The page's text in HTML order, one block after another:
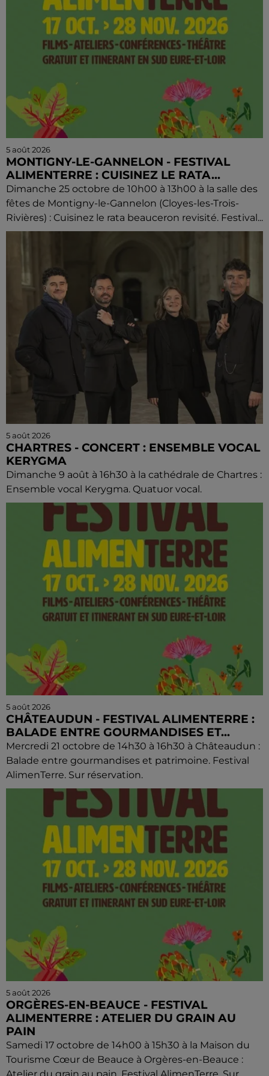
5 août 2026
MONTIGNY-LE-GANNELON - FESTIVAL
ALIMENTERRE : CUISINEZ LE RATA...
Dimanche 25 octobre de 10h00 à 13h00 à la salle des
fêtes de Montigny-le-Gannelon (Cloyes-les-Trois-
Rivières) : Cuisinez le rata beauceron revisité. Festival...
5 août 2026
CHARTRES - CONCERT : ENSEMBLE VOCAL
KERYGMA
Dimanche 9 août à 16h30 à la cathédrale de Chartres :
Ensemble vocal Kerygma. Quatuor vocal.
5 août 2026
CHÂTEAUDUN - FESTIVAL ALIMENTERRE :
BALADE ENTRE GOURMANDISES ET...
Mercredi 21 octobre de 14h30 à 16h30 à Châteaudun :
Balade entre gourmandises et patrimoine. Festival
AlimenTerre. Sur réservation.
5 août 2026
ORGÈRES-EN-BEAUCE - FESTIVAL
ALIMENTERRE : ATELIER DU GRAIN AU
PAIN
Samedi 17 octobre de 14h00 à 15h30 à la Maison du
Tourisme Cœur de Beauce à Orgères-en-Beauce :
Atelier du grain au pain. Festival AlimenTerre. Sur